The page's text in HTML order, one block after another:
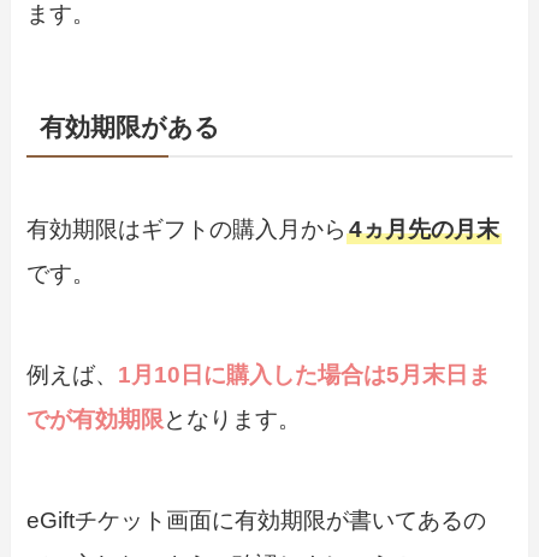
ます。
有効期限がある
有効期限はギフトの購入月から4ヵ月先の月末
です。
例えば、 1月10日に購入した場合は5月末日ま
でが有効期限となります。
eGiftチケット画面に有効期限が書いてあるの